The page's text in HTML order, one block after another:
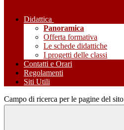
Didattica
Panoramica
Offerta formativa
Le schede didattiche
I progetti delle classi
Contatti e Orari
Regolamenti
Siti Utili
Campo di ricerca per le pagine del sito